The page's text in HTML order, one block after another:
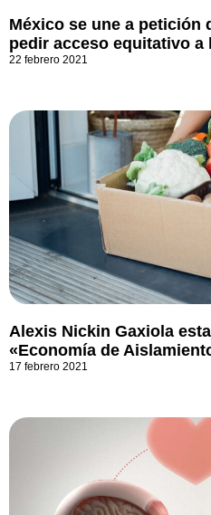
México se une a petición
pedir acceso equitativo a
22 febrero 2021
Alexis Nickin Gaxiola
«Economía de
17 febrero 2021